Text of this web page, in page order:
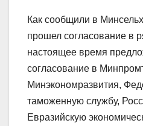
Как сообщили в
прошел согласование в
настоящее время
согласование в
Минэкономразвития,
таможенную службу,
Евразийскую